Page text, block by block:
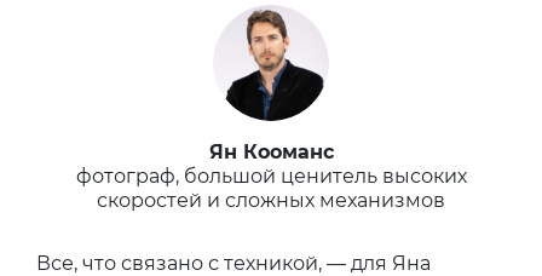
Ян Кооманс
фотограф, большой ценитель высоких
скоростей и сложных механизмов
Все, что связано с техникой, — для Яна